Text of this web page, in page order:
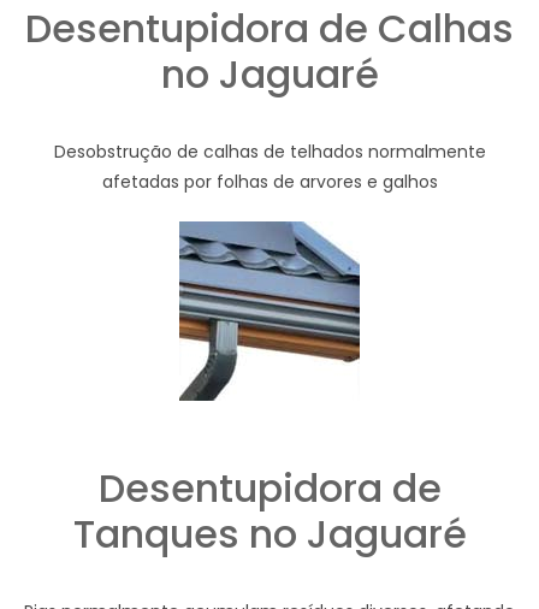
Desentupidora de Calhas
no Jaguaré
Desobstrução de calhas de telhados normalmente
afetadas por folhas de arvores e galhos
Desentupidora de
Tanques no Jaguaré